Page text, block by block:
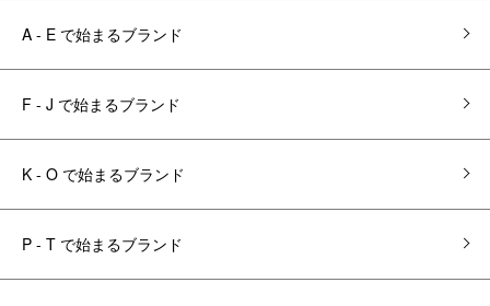
A - E で始まるブランド
F - J で始まるブランド
K - O で始まるブランド
P - T で始まるブランド